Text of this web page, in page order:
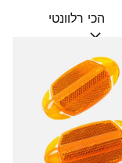
מיין לפי:(optional)